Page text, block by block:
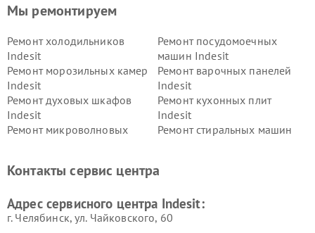
Мы ремонтируем
Ремонт холодильников
Indesit
Ремонт посудомоечных
машин Indesit
Ремонт морозильных камер
Indesit
Ремонт варочных панелей
Indesit
Ремонт духовых шкафов
Indesit
Ремонт кухонных плит
Indesit
Ремонт микроволновых
Ремонт стиральных машин
Indesit
Indesit
Контакты сервис центра
Адрес сервисного центра Indesit:
г. Челябинск, ул. Чайковского, 60